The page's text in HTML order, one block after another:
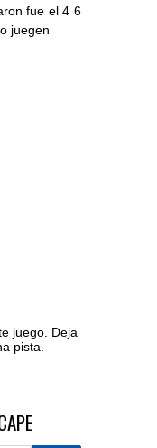
fue el 4 6
juegen
juego. Deja
pista.